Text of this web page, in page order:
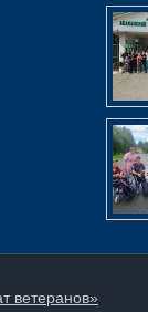
ветеранов»